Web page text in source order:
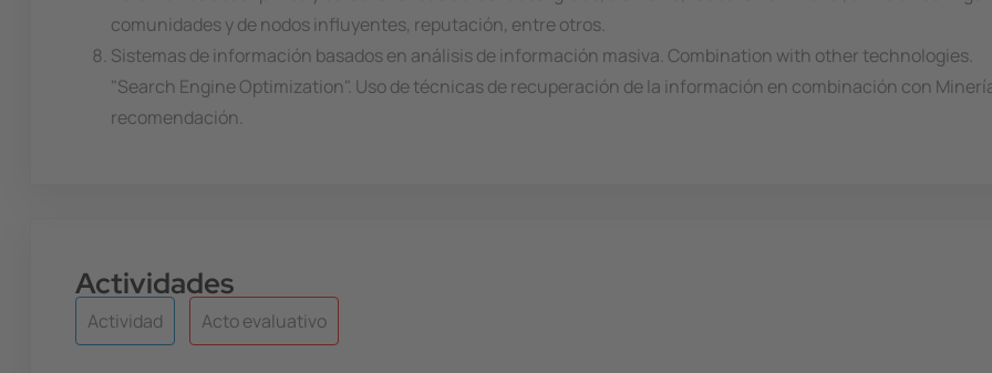
comunidades y de nodos influyentes, reputación, entre otros.
Sistemas de información basados en análisis de información masiva. Combination with other technologies.
"Search Engine Optimization". Uso de técnicas de recuperación de la información en combinación con
recomendación.
Actividades
Actividad Acto evaluativo